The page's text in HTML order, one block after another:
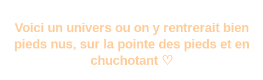
Voici un univers ou on y rentrerait bien
pieds nus, sur la pointe des pieds et en
chuchotant ♡